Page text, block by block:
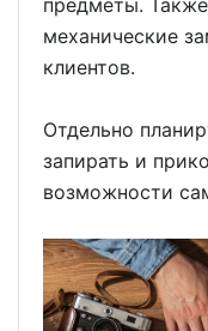
предметы.
механические
клиентов.
Отдельно
запирать и
возможности